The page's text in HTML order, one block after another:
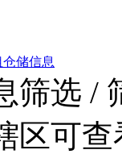
仓储信息
筛选 /
区可